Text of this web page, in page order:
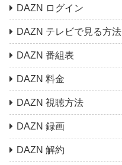
DAZN ログイン
DAZN テレビで見る方法
DAZN 番組表
DAZN 料金
DAZN 視聴方法
DAZN 録画
DAZN 解約